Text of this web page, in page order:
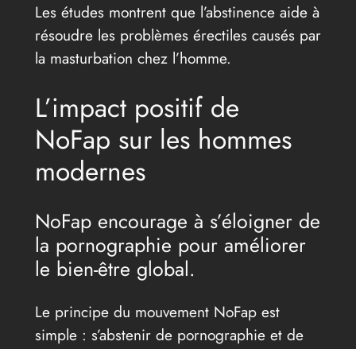
Les études montrent que l’abstinence aide à
résoudre les problèmes érectiles causés par
la masturbation chez l’homme.
L’impact positif de
NoFap sur les hommes
modernes
NoFap encourage à s’éloigner de
la pornographie pour améliorer
le bien-être global.
Le principe du mouvement NoFap est
simple : s’abstenir de pornographie et de